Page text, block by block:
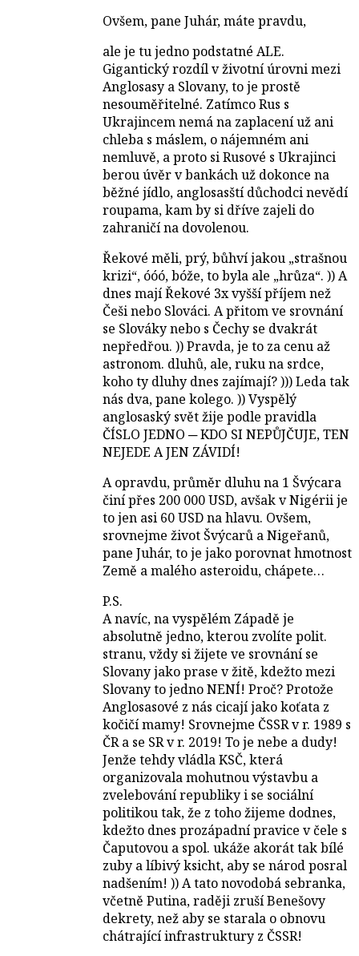
Ovšem, pane Juhár, máte pravdu,
ale je tu jedno podstatné ALE.
Gigantický rozdíl v životní úrovni mezi
Anglosasy a Slovany, to je prostě
nesouměřitelné. Zatímco Rus s
Ukrajincem nemá na zaplacení už ani
chleba s máslem, o nájemném ani
nemluvě, a proto si Rusové s Ukrajinci
berou úvěr v bankách už dokonce na
běžné jídlo, anglosasští důchodci nevědí
roupama, kam by si dříve zajeli do
zahraničí na dovolenou.
Řekové měli, prý, bůhví jakou „strašnou
krizi“, óóó, bóže, to byla ale „hrůza“. )) A
dnes mají Řekové 3x vyšší příjem než
Češi nebo Slováci. A přitom ve srovnání
se Slováky nebo s Čechy se dvakrát
nepředřou. )) Pravda, je to za cenu až
astronom. dluhů, ale, ruku na srdce,
koho ty dluhy dnes zajímají? ))) Leda tak
nás dva, pane kolego. )) Vyspělý
anglosaský svět žije podle pravidla
ČÍSLO JEDNO ─ KDO SI NEPŮJČUJE, TEN
NEJEDE A JEN ZÁVIDÍ!
A opravdu, průměr dluhu na 1 Švýcara
činí přes 200 000 USD, avšak v Nigérii je
to jen asi 60 USD na hlavu. Ovšem,
srovnejme život Švýcarů a Nigeřanů,
pane Juhár, to je jako porovnat hmotnost
Země a malého asteroidu, chápete…
P.S.
A navíc, na vyspělém Západě je
absolutně jedno, kterou zvolíte polit.
stranu, vždy si žijete ve srovnání se
Slovany jako prase v žitě, kdežto mezi
Slovany to jedno NENÍ! Proč? Protože
Anglosasové z nás cicají jako koťata z
kočičí mamy! Srovnejme ČSSR v r. 1989 s
ČR a se SR v r. 2019! To je nebe a dudy!
Jenže tehdy vládla KSČ, která
organizovala mohutnou výstavbu a
zvelebování republiky i se sociální
politikou tak, že z toho žijeme dodnes,
kdežto dnes prozápadní pravice v čele s
Čaputovou a spol. ukáže akorát tak bílé
zuby a líbivý ksicht, aby se národ posral
nadšením! )) A tato novodobá sebranka,
včetně Putina, raději zruší Benešovy
dekrety, než aby se starala o obnovu
chátrající infrastruktury z ČSSR!